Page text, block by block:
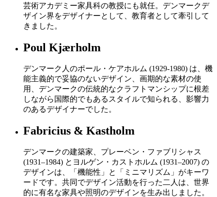
芸術アカデミー家具科の教授にも就任。デンマークデ
ザイン界をデザイナーとして、教育者として牽引して
きました。
Poul Kjærholm
デンマーク人のポール・ケアホルム (1929-1980) は、機
能主義的で妥協のないデザイン、画期的な素材の使
用、デンマークの伝統的なクラフトマンシップに根差
しながら国際的でもあるスタイルで知られる、影響力
のあるデザイナーでした。
Fabricius & Kastholm
デンマークの建築家、プレーベン・ファブリシャス
(1931–1984) とヨルゲン・カストホルム (1931–2007) の
デザインは、「機能性」と「ミニマリズム」がキーワ
ードです。共同でデザイン活動を行った二人は、世界
的に有名な家具や照明のデザインを生み出しました。